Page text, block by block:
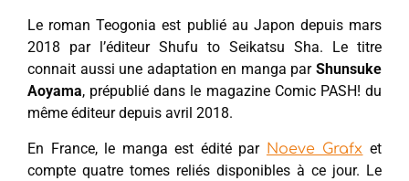
Le roman Teogonia est publié au Japon depuis mars
2018 par l’éditeur Shufu to Seikatsu Sha. Le titre
connait aussi une adaptation en manga par Shunsuke
Aoyama, prépublié dans le magazine Comic PASH! du
même éditeur depuis avril 2018.
En France, le manga est édité par Noeve Grafx et
compte quatre tomes reliés disponibles à ce jour. Le